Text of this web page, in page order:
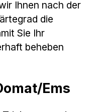
Ihnen nach der
die
Sie Ihr
beheben
Ems